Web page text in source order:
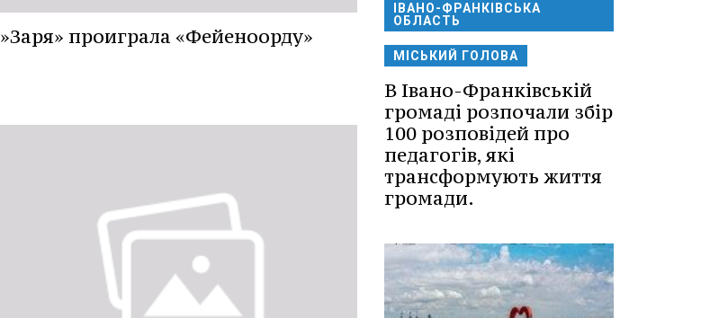
»Заря» проиграла «Фейеноорду»
ІВАНО-ФРАНКІВСЬКА
ОБЛАСТЬ
МІСЬКИЙ ГОЛОВА
В Івано-Франківській
громаді розпочали збір
100 розповідей про
педагогів, які
трансформують життя
громади.